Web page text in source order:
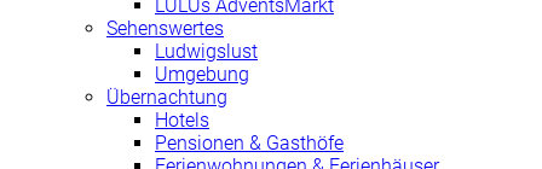
LULUs AdventsMarkt
Sehenswertes
Ludwigslust
Umgebung
Übernachtung
Hotels
Pensionen & Gasthöfe